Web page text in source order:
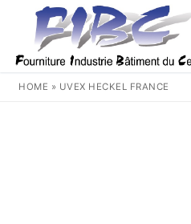
contenu
HOME » UVEX HECKEL FRANCE